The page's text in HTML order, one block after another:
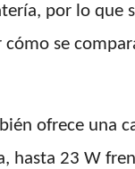
por lo que
se
ofrece una
hasta 23 W